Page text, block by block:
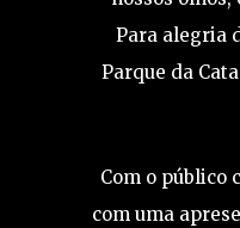
Para alegria
Parque da
Com o público
com uma